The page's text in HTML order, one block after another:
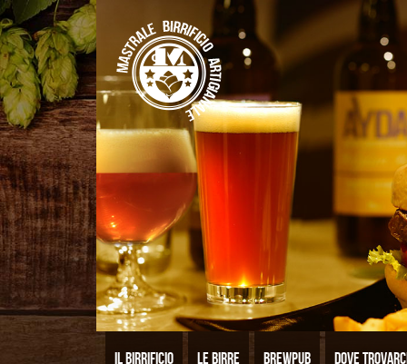
Il birrificio Le birre Brewpub Dove